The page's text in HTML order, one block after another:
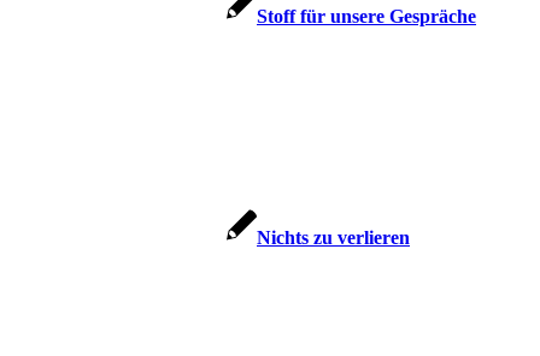
Stoff für unse­re Gespräche
Nichts zu verlieren